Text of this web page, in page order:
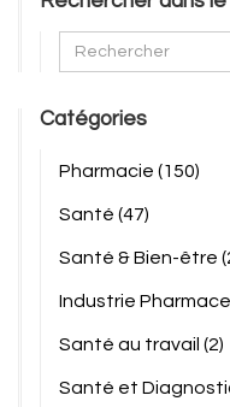
Catégories
Pharmacie (150)
Santé (47)
Santé & Bien-être
Industrie
Santé au travail (2)
Santé et